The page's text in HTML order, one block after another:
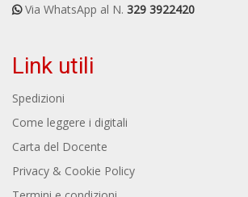
Via WhatsApp al N. 329 3922420
Link utili
Spedizioni
Come leggere i digitali
Carta del Docente
Privacy & Cookie Policy